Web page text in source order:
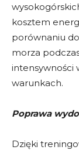
kosztem
porównaniu
morza
intensywności
warunkach.
Poprawa
Dzięki